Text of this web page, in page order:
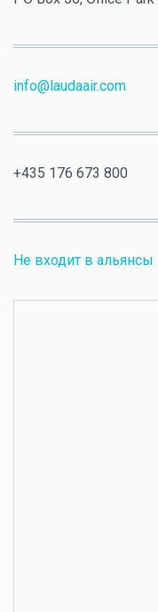
info@laudaair.com
+435 176 673 800
Не входит в альянсы